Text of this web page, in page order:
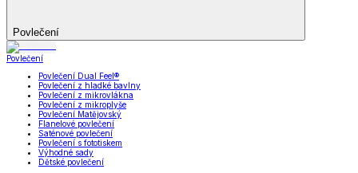
Povlečení
Povlečení
Povlečení Dual Feel®
Povlečení z hladké bavlny
Povlečení z mikrovlákna
Povlečení z mikroplyše
Povlečení Matějovský
Flanelové povlečení
Saténové povlečení
Povlečení s fototiskem
Výhodné sady
Dětské povlečení